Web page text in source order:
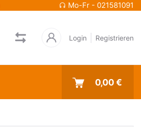
Mo-Fr - 021581091
Login Registrieren
0,00 €